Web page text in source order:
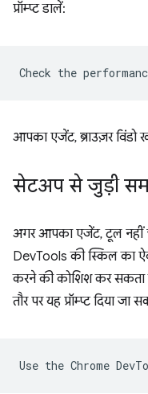
प्रॉम्प्ट डालें:
आपका एजेंट, ब्राउज़र विंडो
सेटअप से जुड़ी
अगर आपका एजेंट, टूल नहीं
DevTools की स्किल का
करने की कोशिश कर सकता
तौर पर यह प्रॉम्प्ट दिया जा